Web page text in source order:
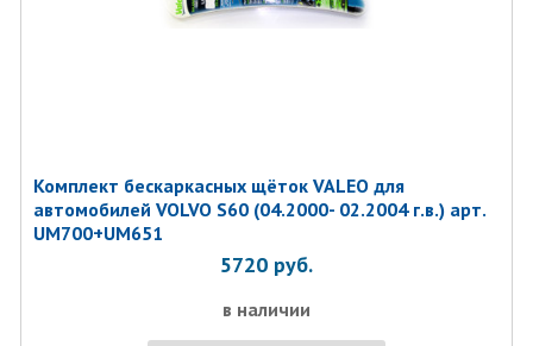
Комплект бескаркасных щёток VALEO для
автомобилей VOLVO S60 (04.2000- 02.2004 г.в.) арт.
UM700+UM651
5720 руб.
в наличии